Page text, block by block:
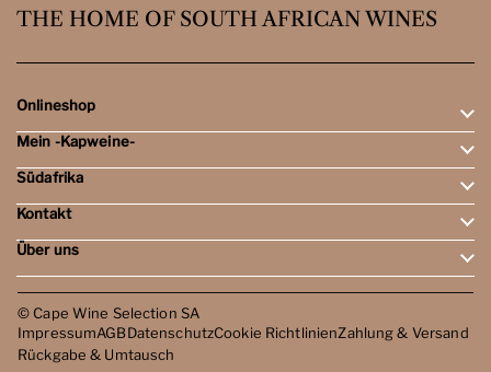
THE HOME OF SOUTH AFRICAN WINES
Onlineshop
Rotweine
Weissweine
Schaumweine
Tasting-Sets
Dessert- & Port-Weine
Mein -Kapweine-
Mein Konto
Meine Bestellungen
Wunschliste
Südafrika
Weingebiete
Weingüter
Weinbewertungen
Reisen
Kontakt
Öffnungszeiten
Kontakt
Über uns
Kapweine
Team
Jobs
Newsletter
© Cape Wine Selection SA
ImpressumAGBDatenschutzCookie RichtlinienZahlung & Versand
Rückgabe & Umtausch